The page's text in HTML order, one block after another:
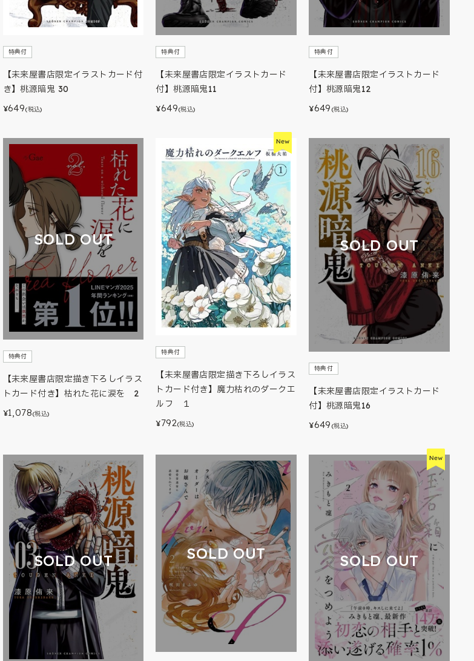
特典付
【未来屋書店限定イラストカード付
き】桃源暗鬼 30
¥649(税込)
特典付
【未来屋書店限定イラストカード
付】桃源暗鬼11
¥649(税込)
特典付
【未来屋書店限定イラストカード
付】桃源暗鬼12
¥649 (税込)
SOLD OUT
特典付
【未来屋書店限定描き下ろしイラス
トカード付き】枯れた花に涙を 2
¥1,078(税込)
特典付
【未来屋書店限定描き下ろしイラス
トカード付き】魔力枯れのダークエ
ルフ １
¥792(税込)
SOLD OUT
特典付
【未来屋書店限定イラストカード
付】桃源暗鬼16
¥649 (税込)
SOLD OUT SOLD OUT SOLD OUT